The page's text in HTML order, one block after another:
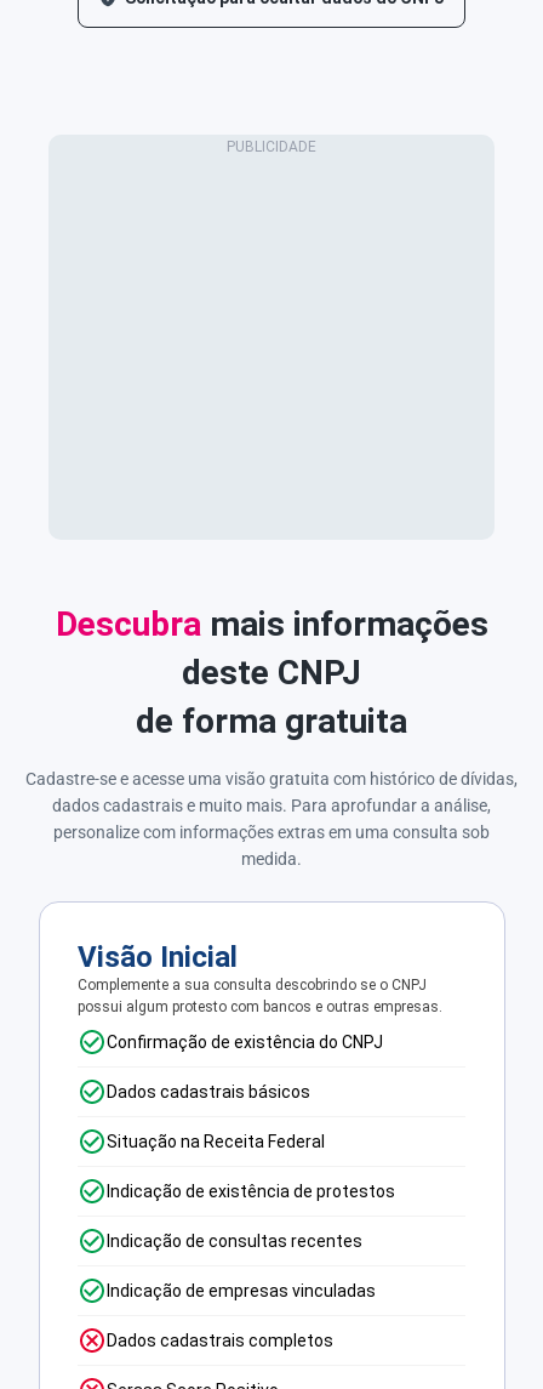
Descubra mais informações
deste CNPJ
de forma gratuita
Cadastre-se e acesse uma visão gratuita com histórico de dívidas,
dados cadastrais e muito mais. Para aprofundar a análise,
personalize com informações extras em uma consulta sob
medida.
Visão Inicial
Complemente a sua consulta descobrindo se o CNPJ
possui algum protesto com bancos e outras empresas.
Confirmação de existência do CNPJ
Dados cadastrais básicos
Situação na Receita Federal
Indicação de existência de protestos
Indicação de consultas recentes
Indicação de empresas vinculadas
Dados cadastrais completos